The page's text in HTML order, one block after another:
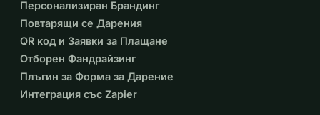
Персонализиран Брандинг
Повтарящи се Дарения
QR код и Заявки за Плащане
Отборен Фандрайзинг
Плъгин за Форма за Дарение
Интеграция със Zapier